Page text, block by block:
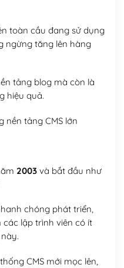
toàn cầu đang sử dụng
ngừng tăng lên hàng
tảng blog mà còn là
hiệu quả.
nền tảng CMS lớn
2003và bắt đầu như
chóng phát triển,
lập trình viên có ít
CMS mới mọc lên,